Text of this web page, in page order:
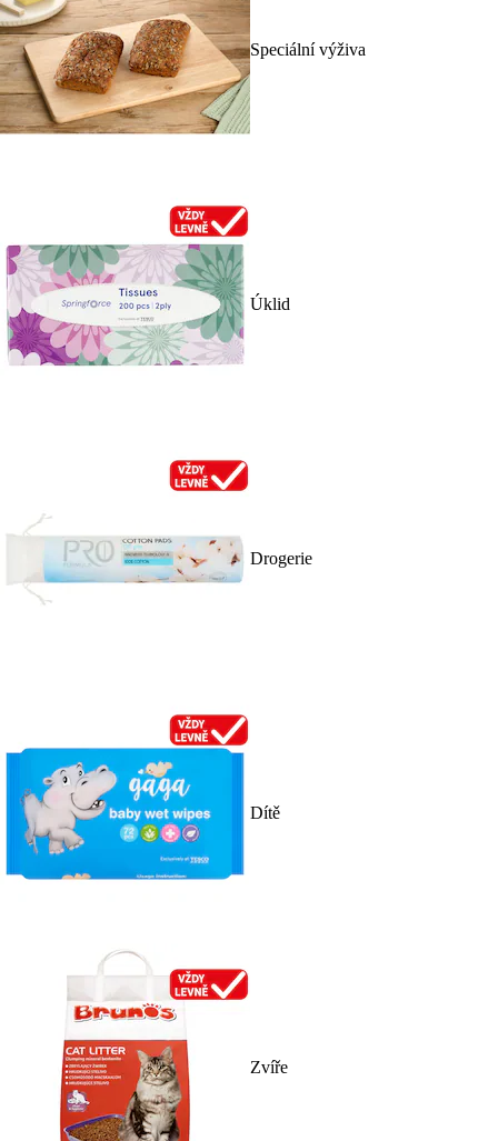
Speciální výživa
Úklid
Drogerie
Dítě
Zvíře